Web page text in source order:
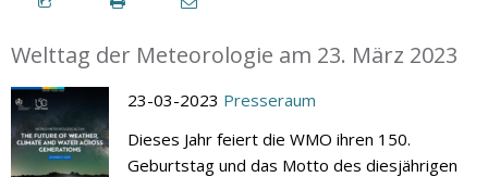
Welttag der Meteorologie am 23. März 2023
23-03-2023 Presseraum
Dieses Jahr feiert die WMO ihren 150.
Geburtstag und das Motto des diesjährigen